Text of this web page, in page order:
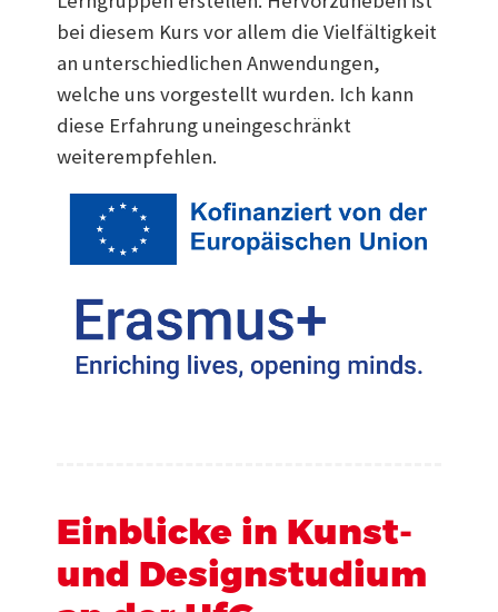
bei diesem Kurs vor allem die Vielfältigkeit
an unterschiedlichen Anwendungen,
welche uns vorgestellt wurden. Ich kann
diese Erfahrung uneingeschränkt
weiterempfehlen.
Einblicke in Kunst-
und Designstudium